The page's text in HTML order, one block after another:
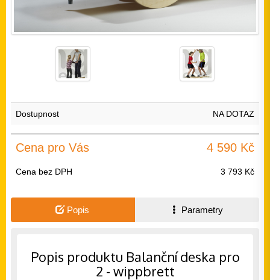
Dostupnost NA DOTAZ
Cena pro Vás 4 590 Kč
Cena bez DPH 3 793 Kč
Popis Parametry
Popis produktu Balanční deska pro
2 - wippbrett